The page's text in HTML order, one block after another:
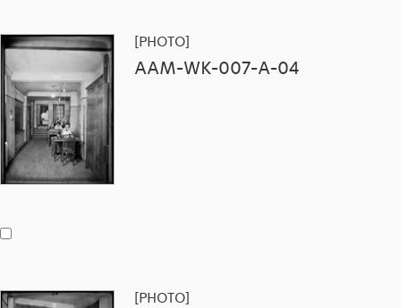
[PHOTO]
AAM-WK-007-A-04
[PHOTO]